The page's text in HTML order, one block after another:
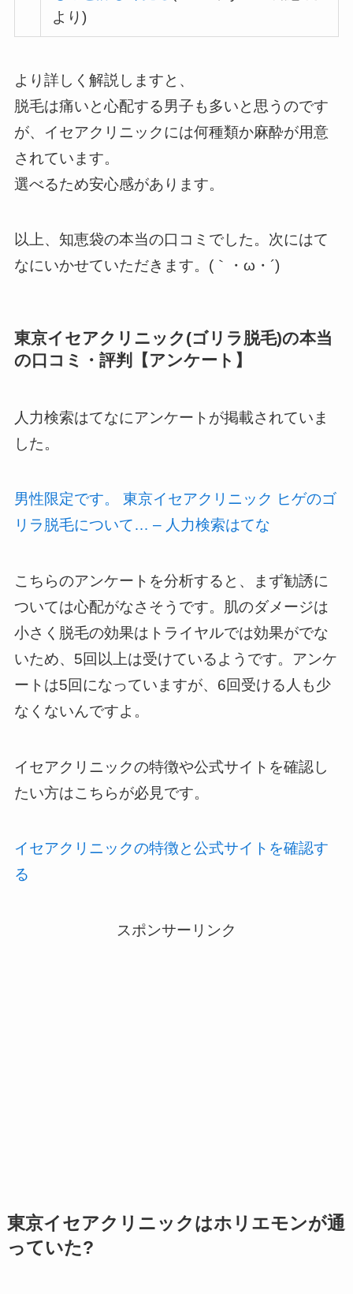
より)
より詳しく解説しますと、
脱毛は痛いと心配する男子も多いと思うのです
が、イセアクリニックには何種類か麻酔が用意
されています。
選べるため安心感があります。
以上、知恵袋の本当の口コミでした。次にはて
なにいかせていただきます。(｀・ω・´)
東京イセアクリニック(ゴリラ脱毛)の本当
の口コミ・評判【アンケート】
人力検索はてなにアンケートが掲載されていま
した。
男性限定です。 東京イセアクリニック ヒゲのゴ
リラ脱毛について… – 人力検索はてな
こちらのアンケートを分析すると、まず勧誘に
ついては心配がなさそうです。肌のダメージは
小さく脱毛の効果はトライヤルでは効果がでな
いため、5回以上は受けているようです。アンケ
ートは5回になっていますが、6回受ける人も少
なくないんですよ。
イセアクリニックの特徴や公式サイトを確認し
たい方はこちらが必見です。
イセアクリニックの特徴と公式サイトを確認す
る
スポンサーリンク
東京イセアクリニックはホリエモンが通
っていた?